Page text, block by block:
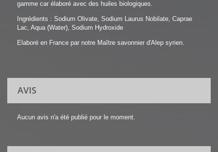
gamme car élaboré avec des huiles biologiques.
Ingrédients : Sodium Olivate, Sodium Laurus Nobilate, Caprae
Lac, Aqua (Water), Sodium Hydroxide
Elaboré en France par notre Maître savonnier d'Alep syrien.
AVIS
Aucun avis n'a été publié pour le moment.